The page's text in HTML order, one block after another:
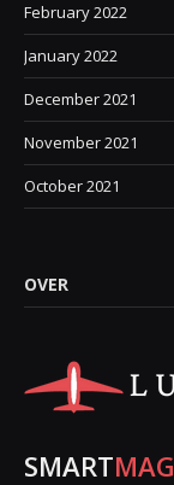
February 2022
January 2022
December 2021
November 2021
October 2021
OVER
SMARTMAG